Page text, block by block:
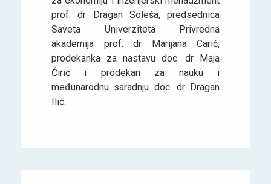
prof. dr Dragan Soleša, predsednica
Saveta Univerziteta Privredna
akademija prof. dr Marijana Carić,
prodekanka za nastavu doc. dr Maja
Ćirić i prodekan za nauku i
međunarodnu saradnju doc. dr Dragan
Ilić.